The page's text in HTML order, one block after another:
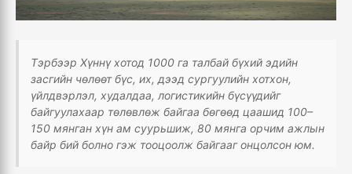
Тэрбээр Хүннү хотод 1000 га талбай бүхий эдийн
засгийн чөлөөт бүс, их, дээд сургуулийн хотхон,
үйлдвэрлэл, худалдаа, логистикийн бүсүүдийг
байгуулахаар төлөвлөж байгаа бөгөөд цаашид 100–
150 мянган хүн ам суурьшиж, 80 мянга орчим ажлын
байр бий болно гэж тооцоолж байгааг онцолсон юм.